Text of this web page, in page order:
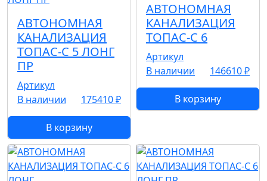
АВТОНОМНАЯ
КАНАЛИЗАЦИЯ
ТОПАС-С 5 ЛОНГ
ПР
Артикул
В наличии
175410 ₽
В корзину
АВТОНОМНАЯ
КАНАЛИЗАЦИЯ
ТОПАС-С 6
Артикул
В наличии
146610 ₽
В корзину